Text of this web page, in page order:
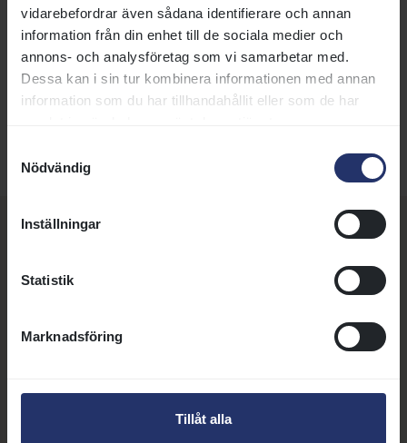
vidarebefordrar även sådana identifierare och annan
information från din enhet till de sociala medier och
annons- och analysföretag som vi samarbetar med.
Dessa kan i sin tur kombinera informationen med annan
information som du har tillhandahållit eller som de har
Nödvändig
Inställningar
Statistik
Marknadsföring
Tillåt alla
Svensk Galopp: info@svenskgalopp.se
Taggar: Organisation
DELA SIDA:
21 juli 2026 | Nyhet
Galopp
Svensk Galopps styrelse har